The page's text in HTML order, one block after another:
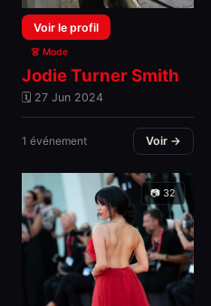
Voir le profil
👗 Mode
Jodie Turner Smith
🗓 27 Jun 2024
1 événement Voir →
📷 32